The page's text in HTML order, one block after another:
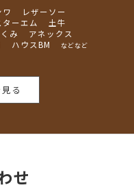
ワ
レザーソー
ターエム
土牛
み
アネックス
ハウスBM などなど
る
せ